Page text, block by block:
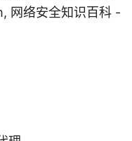
网络安全知识百科 -